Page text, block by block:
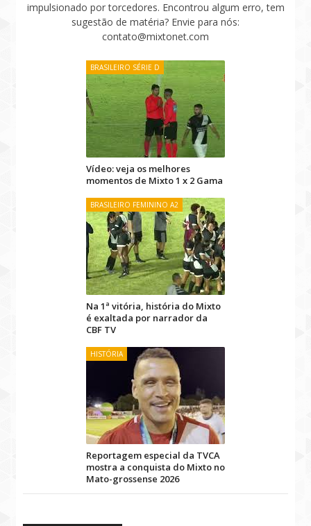
impulsionado por torcedores. Encontrou algum erro, tem
sugestão de matéria? Envie para nós:
contato@mixtonet.com
BRASILEIRO SÉRIE D
Vídeo: veja os melhores
momentos de Mixto 1 x 2 Gama
BRASILEIRO FEMININO A2
Na 1ª vitória, história do Mixto
é exaltada por narrador da
CBF TV
HISTÓRIA
Reportagem especial da TVCA
mostra a conquista do Mixto no
Mato-grossense 2026